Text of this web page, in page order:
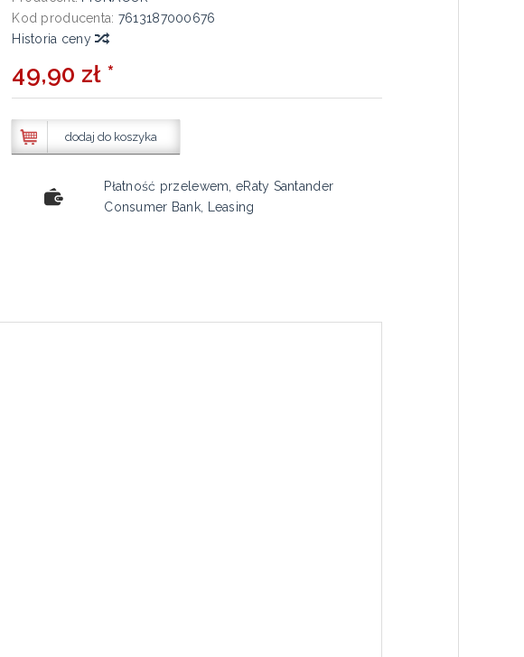
Kod producenta: 7613187000676
Historia ceny
49,90 zł *
dodaj do koszyka
Płatność przelewem, eRaty Santander
Consumer Bank, Leasing